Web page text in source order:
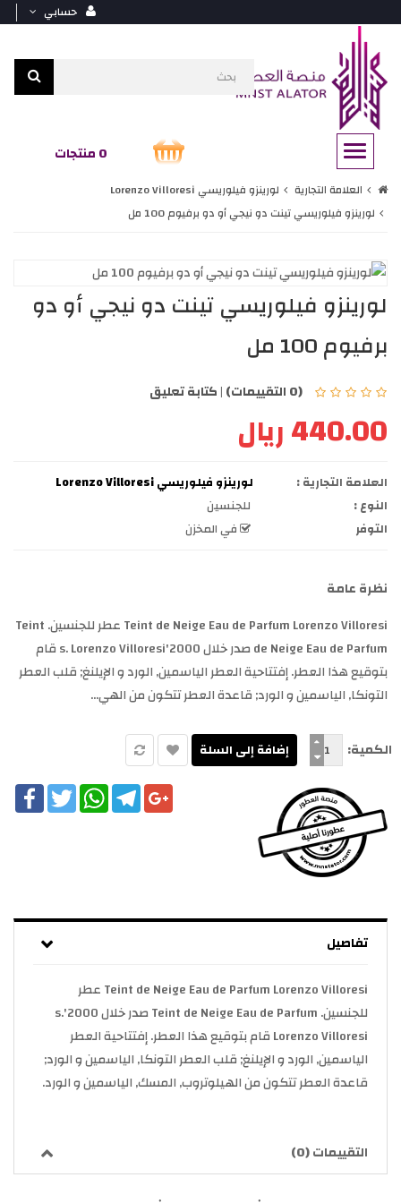
حسابي
0 منتجات
العلامة التجارية
لورينزو فيلوريسي Lorenzo Villoresi
لورينزو فيلوريسي تينت دو نيجي أو دو برفيوم 100 مل
لورينزو فيلوريسي تينت دو نيجي أو دو
برفيوم 100 مل
(0 التقييمات) |كتابة تعليق
440.00 ريال
العلامة التجارية :
لورينزو فيلوريسي Lorenzo Villoresi
النوع :
للجنسين
التوفر
في المخزن
نظرة عامة
Teint de Neige Eau de Parfum Lorenzo Villoresi عطر للجنسين. Teint
de Neige Eau de Parfum صدر خلال 2000's. Lorenzo Villoresi قام
بتوقيع هذا العطر. إفتتاحية العطر الياسمين, الورد و الإيلنغ; قلب العطر
التونكا, الياسمين و الورد; قاعدة العطر تتكون من الهي...
الكمية:
Twitter
WhatsAppTelegramGoogle+
تفاصيل
Teint de Neige Eau de Parfum Lorenzo Villoresi عطر
للجنسين. Teint de Neige Eau de Parfum صدر خلال 2000's.
Lorenzo Villoresi قام بتوقيع هذا العطر. إفتتاحية العطر
الياسمين, الورد و الإيلنغ; قلب العطر التونكا, الياسمين و الورد;
قاعدة العطر تتكون من الهيلوتروب, المسك, الياسمين و الورد.
التقييمات (0)